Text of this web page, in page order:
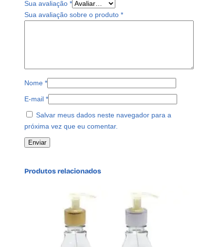
Sua avaliação *
Sua avaliação sobre o produto *
Nome *
E-mail *
Salvar meus dados neste navegador para a
próxima vez que eu comentar.
Produtos relacionados